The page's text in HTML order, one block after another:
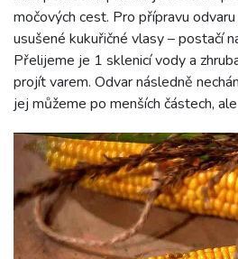
močových cest. Pro přípravu
usušené kukuřičné vlasy – postačí
Přelijeme je 1 sklenicí vody a
projít varem. Odvar následně
jej můžeme po menších částech,